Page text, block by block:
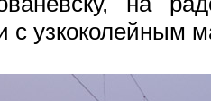
с узкоколейным